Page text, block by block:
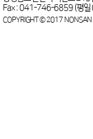
Fax : 041-746-6859 (평
COPYRIGHT © 2017 NONSAN